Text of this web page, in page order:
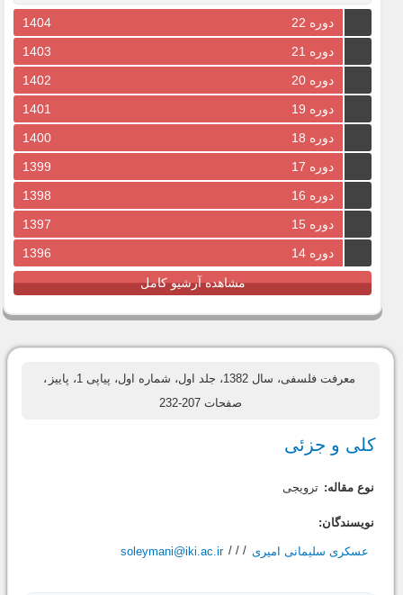
دوره 22
1404
دوره 21
1403
دوره 20
1402
دوره 19
1401
دوره 18
1400
دوره 17
1399
دوره 16
1398
دوره 15
1397
دوره 14
1396
مشاهده آرشیو کامل
معرفت فلسفی، سال 1382، جلد اول، شماره اول، پیاپی 1، پاییز
،
صفحات 207-232
کلی و جزئی
نوع مقاله: ترویجی
نویسندگان:
عسکری سلیمانی امیری / / /
soleymani@iki.ac.ir